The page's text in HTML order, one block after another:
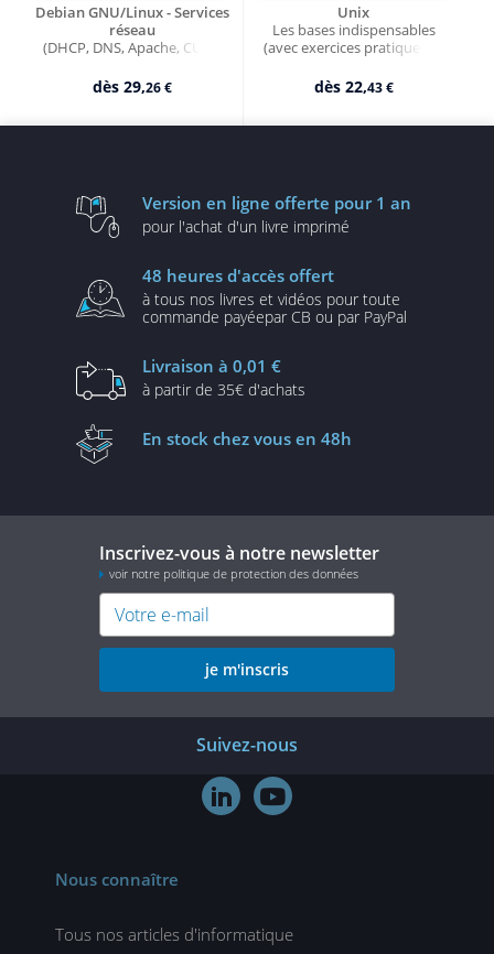
Debian GNU/Linux - Services
réseau
(DHCP, DNS, Apache, CUPS,
Nagios...) (Nouvelle édition)
dès 29,26 €
Unix
Les bases indispensables
(avec exercices pratiques et
dès 22,43 €
Version en ligne offerte pour 1 an
pour l'achat d'un livre imprimé
48 heures d'accès offert
à tous nos livres et vidéos pour toute
commande payéepar CB ou par PayPal
Livraison à 0,01 €
à partir de 35€ d'achats
En stock chez vous en 48h
Inscrivez-vous à notre newsletter
voir notre politique de protection des données
je m'inscris
Suivez-nous
 
Nous connaître
Tous nos articles d'informatique